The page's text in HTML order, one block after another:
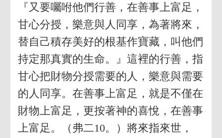
『又要囑咐他們行善，在善事上富足，
甘心分授，樂意與人同享，為著將來，
替自己積存美好的根基作寶藏，叫他們
持定那真實的生命。』這裡的行善，指
甘心把財物分授需要的人，樂意與需要
的人同享。在善事上富足，就是不僅在
財物上富足，更按著神的喜悅，在善事
上富足。（弗二10。）將來指來世，